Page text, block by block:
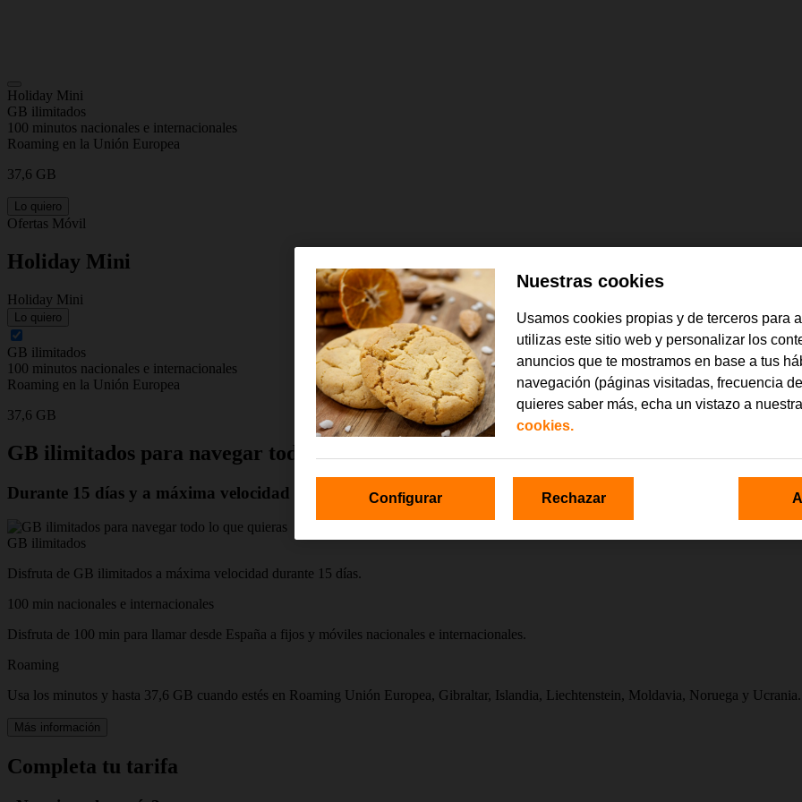
Holiday Mini
GB ilimitados
100 minutos nacionales e internacionales
Roaming en la Unión Europea
37,6 GB
Lo quiero
Ofertas Móvil
Holiday Mini
Holiday Mini
Lo quiero
GB ilimitados
100 minutos nacionales e internacionales
Roaming en la Unión Europea
37,6 GB
GB ilimitados para navegar todo lo que quieras
Durante 15 días y a máxima velocidad 5G
GB ilimitados
Disfruta de GB ilimitados a máxima velocidad durante 15 días.
100 min nacionales e internacionales
Disfruta de 100 min para llamar desde España a fijos y móviles nacionales e internacionales.
Roaming
Usa los minutos y hasta 37,6 GB cuando estés en Roaming Unión Europea, Gibraltar, Islandia, Liechtenstein, Moldavia, Noruega y Ucrania.
Más información
Completa tu tarifa
Nuestras cookies
Usamos cookies propias y de terceros para
utilizas este sitio web y personalizar los
anuncios que te mostramos en base a tus
navegación (páginas visitadas, frecuencia
quieres saber más, echa un vistazo a nuestra
cookies.
Configurar Rechazar